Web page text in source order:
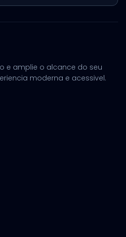
e amplie o alcance do seu
moderna e acessivel.